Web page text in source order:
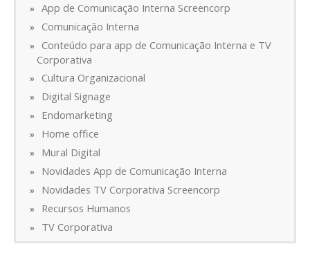
App de Comunicação Interna Screencorp
Comunicação Interna
Conteúdo para app de Comunicação Interna e TV
Corporativa
Cultura Organizacional
Digital Signage
Endomarketing
Home office
Mural Digital
Novidades App de Comunicação Interna
Novidades TV Corporativa Screencorp
Recursos Humanos
TV Corporativa